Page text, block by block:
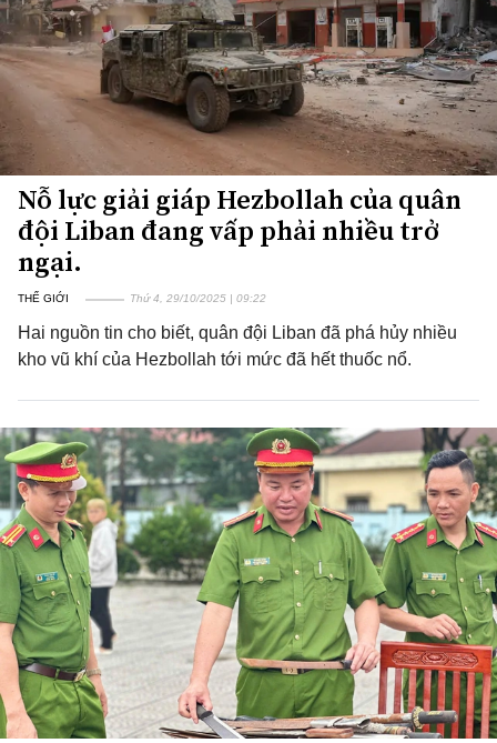
Nỗ lực giải giáp Hezbollah của quân
đội Liban đang vấp phải nhiều trở
ngại.
THẾ GIỚI Thứ 4, 29/10/2025 | 09:22
Hai nguồn tin cho biết, quân đội Liban đã phá hủy nhiều
kho vũ khí của Hezbollah tới mức đã hết thuốc nổ.